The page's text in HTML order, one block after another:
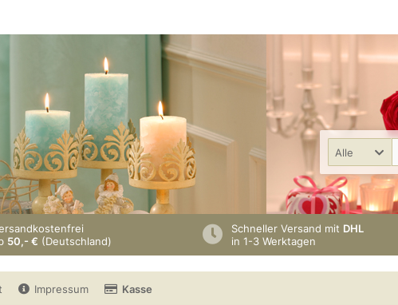
Alle
50,- € (Deutschland)
Schneller Versand mit DHL
in 1-3 Werktagen
Impressum Kasse